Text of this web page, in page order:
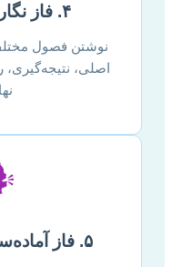
۴. فاز نگارش و تدوین
نوشتن فصول
اصلی،
۵. فاز آماده‌سازی برای دفاع